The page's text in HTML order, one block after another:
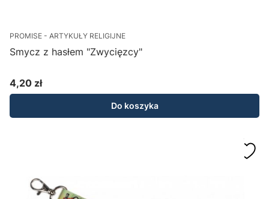
PROMISE - ARTYKUŁY RELIGIJNE
Smycz z hasłem "Zwycięzcy"
Cena
4,20 zł
Do koszyka